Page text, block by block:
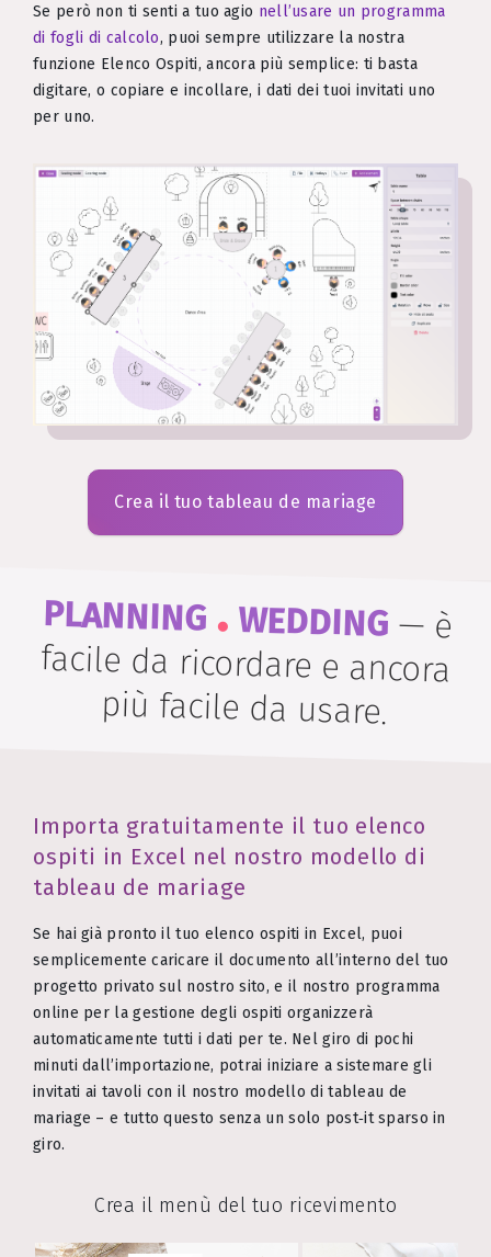
Se però non ti senti a tuo agio nell’usare un programma
di fogli di calcolo, puoi sempre utilizzare la nostra
funzione Elenco Ospiti, ancora più semplice: ti basta
digitare, o copiare e incollare, i dati dei tuoi invitati uno
per uno.
Crea il tuo tableau de mariage
PLANNING . WEDDING— è
facile da ricordare e ancora
più facile da usare.
Importa gratuitamente il tuo elenco
ospiti in Excel nel nostro modello di
tableau de mariage
Se hai già pronto il tuo elenco ospiti in Excel, puoi
semplicemente caricare il documento all’interno del tuo
progetto privato sul nostro sito, e il nostro programma
online per la gestione degli ospiti organizzerà
automaticamente tutti i dati per te. Nel giro di pochi
minuti dall’importazione, potrai iniziare a sistemare gli
invitati ai tavoli con il nostro modello di tableau de
mariage – e tutto questo senza un solo post‑it sparso in
giro.
Crea il menù del tuo ricevimento